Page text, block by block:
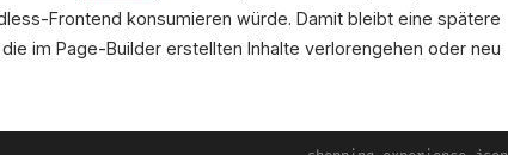
Frontend konsumieren würde. Damit bleibt eine spätere
im Page-Builder erstellten Inhalte verlorengehen oder neu